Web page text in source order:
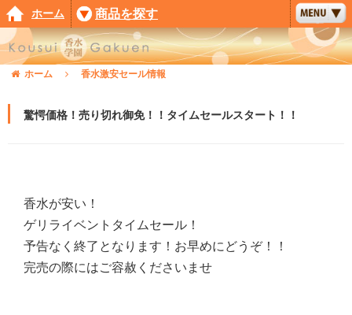
ホーム 商品を探す
ホーム 香水激安セール情報
驚愕価格！売り切れ御免！！タイムセールスタート！！
香水が安い！
ゲリライベントタイムセール！
予告なく終了となります！お早めにどうぞ！！
完売の際にはご容赦くださいませ